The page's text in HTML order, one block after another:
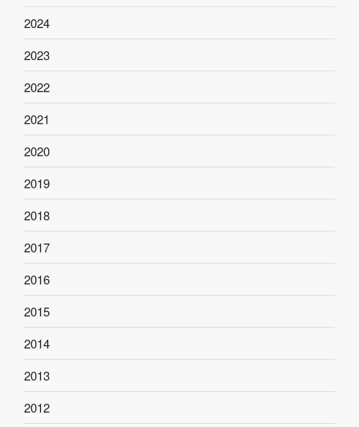
2024
2023
2022
2021
2020
2019
2018
2017
2016
2015
2014
2013
2012